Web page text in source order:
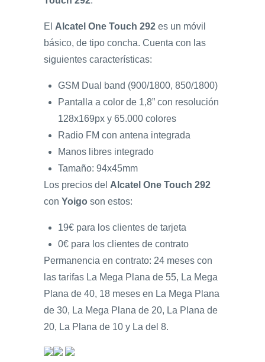
El Alcatel One Touch 292 es un móvil
básico, de tipo concha. Cuenta con las
siguientes características:
GSM Dual band (900/1800, 850/1800)
Pantalla a color de 1,8” con resolución
128x169px y 65.000 colores
Radio FM con antena integrada
Manos libres integrado
Tamaño: 94x45mm
Los precios del Alcatel One Touch 292
con Yoigo son estos:
19€ para los clientes de tarjeta
0€ para los clientes de contrato
Permanencia en contrato: 24 meses con
las tarifas La Mega Plana de 55, La Mega
Plana de 40, 18 meses en La Mega Plana
de 30, La Mega Plana de 20, La Plana de
20, La Plana de 10 y La del 8.